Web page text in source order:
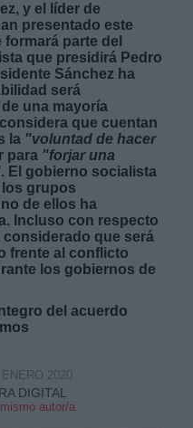
y el líder de
presentado este
parte del
que presidirá Pedro
Sánchez ha
será
una mayoría
que cuentan
la "voluntad de hacer
para "forjar una
. El gobierno socialista
grupos
de ellos ha
Incluso con respecto
considerado que será
frente al conflicto
los gobiernos de
del acuerdo
DIGITAL
autor/a
2020